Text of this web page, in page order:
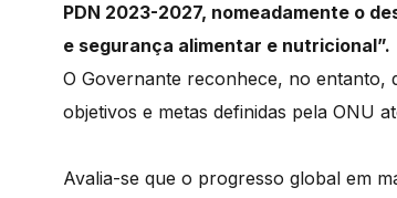
PDN 2023-2027, nomeadamente o
e segurança alimentar e nutricional”.
O Governante reconhece, no entanto,
objetivos e metas definidas pela ONU
Avalia-se que o progresso global em